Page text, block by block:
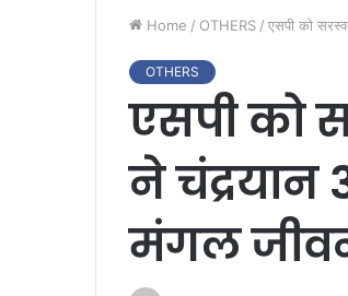
Home / OTHERS / एसपी को
OTHERS
एसपी को
ने चंद्रयान
मंगल